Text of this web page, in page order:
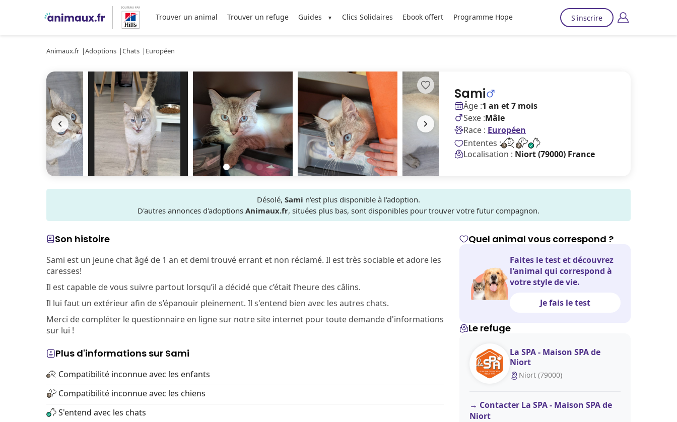
Trouver un animal Trouver un refuge Guides Clics Solidaires Ebook offert Programme Hope S'inscrire
Animaux.fr Adoptions Chats Européen
Sami
Âge :1 an et 7 mois
Sexe :Mâle
Race : Européen
Ententes :
Localisation : Niort (79000) France
Désolé, Sami n'est plus disponible à l'adoption.
D'autres annonces d'adoptions Animaux.fr, situées plus bas, sont disponibles pour trouver votre futur compagnon.
Son histoire
Sami est un jeune chat âgé de 1 an et demi trouvé errant et non réclamé. Il est très sociable et adore les
caresses!
Il est capable de vous suivre partout lorsqu’il a décidé que c’était l’heure des câlins.
Il lui faut un extérieur afin de s’épanouir pleinement. Il s'entend bien avec les autres chats.
Merci de compléter le questionnaire en ligne sur notre site internet pour toute demande d'informations
sur lui !
Plus d'informations sur Sami
Compatibilité inconnue avec les enfants
Compatibilité inconnue avec les chiens
S'entend avec les chats
Quel animal vous correspond ?
Faites le test et découvrez
l'animal qui correspond à
votre style de vie.
Je fais le test
Le refuge
La SPA - Maison SPA de
Niort
Niort (79000)
Contacter La SPA - Maison SPA de
Niort